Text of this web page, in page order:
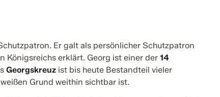
Er galt als persönlicher Schutzpatron
Königsreichs erklärt. Georg ist einer der 14
Georgskreuzist bis heute Bestandteil vieler
Grund weithin sichtbar ist.